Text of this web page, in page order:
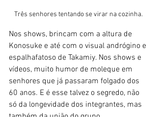
Três senhores tentando se virar na cozinha.
Nos shows, brincam com a altura de
Konosuke e até com o visual andrógino e
espalhafatoso de Takamiy. Nos shows e
vídeos, muito humor de moleque em
senhores que já passaram folgado dos
60 anos. E é esse talvez o segredo, não
só da longevidade dos integrantes, mas